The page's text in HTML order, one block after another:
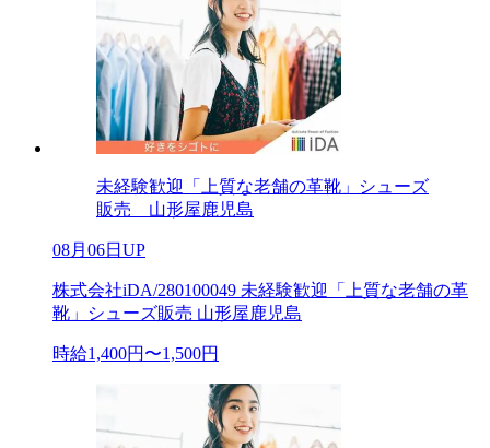
未経験歓迎「上質な老舗の革靴」シューズ
販売 山形屋鹿児島
08月06日UP
株式会社iDA/280100049 未経験歓迎「上質な老舗の革
靴」シューズ販売 山形屋鹿児島
時給1,400円〜1,500円